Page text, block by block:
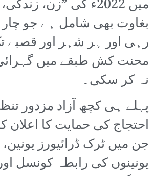
میں 2022ء کی ”زن،
بغاوت بھی شامل ہے جو
رہی اور ہر شہر اور قصبے
محنت کش طبقے میں
نہ کر سکی۔
پہلے ہی کچھ آزاد مزدور
احتجاج کی حمایت کا
جن میں ٹرک ڈرائیورز
یونینوں کی رابطہ کونسل